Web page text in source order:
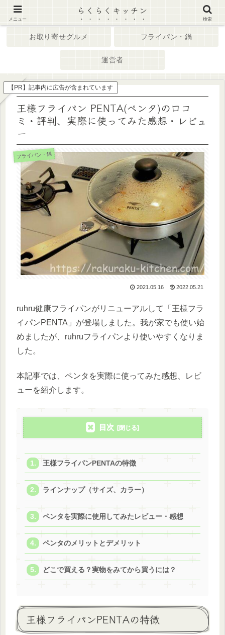
キッチン家電
お取り寄せグルメ フライパン・鍋
運営者
【PR】記事内に広告が含まれています
王様フライパン PENTA(ペンタ)の口コ
ミ・評判、実際に使ってみた感想・レビュ
ー
フライパン・鍋
2021.05.16 2022.05.21
ruhru健康フライパンがリニューアルして「王様フラ
イパンPENTA」が登場しました。我が家でも使い始
めましたが、ruhruフライパンより使いやすくなりま
した。
本記事では、ペンタを実際に使ってみた感想、レビ
ューを紹介します。
目次
王様フライパンPENTAの特徴
ラインナップ（サイズ、カラー）
ペンタを実際に使用してみたレビュー・感想
ペンタのメリットとデメリット
どこで買える？実物をみてから買うには？
王様フライパンPENTAの特徴
メニュー
らくらくキッチン
検索